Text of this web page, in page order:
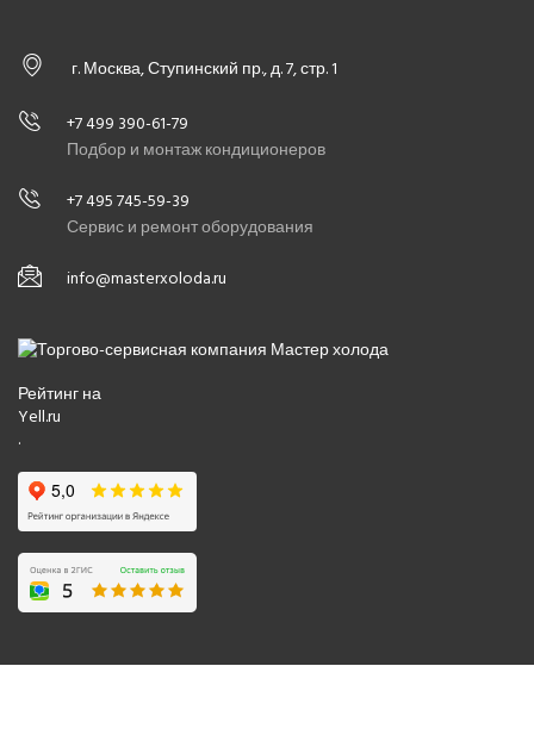
г. Москва, Ступинский пр., д. 7, стр. 1
+7 499 390-61-79
Подбор и монтаж кондиционеров
+7 495 745-59-39
Сервис и ремонт оборудования
info@masterxoloda.ru
Рейтинг на
Yell.ru
.